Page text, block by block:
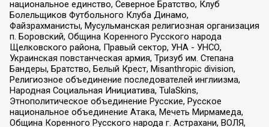
национальное единство, Северное Братство, Клуб
Болельщиков Футбольного Клуба Динамо,
Файзрахманисты, Мусульманская религиозная организация
п. Боровский, Община Коренного Русского народа
Щелковского района, Правый сектор, УНА - УНСО,
Украинская повстанческая армия, Тризуб им. Степана
Бандеры, Братство, Белый Крест, Misanthropic division,
Религиозное объединение последователей инглиизма,
Народная Социальная Инициатива, TulaSkins,
Этнополитическое объединение Русские, Русское
национальное объединение Атака, Мечеть Мирмамеда,
Община Коренного Русского народа г. Астрахани, ВОЛЯ,